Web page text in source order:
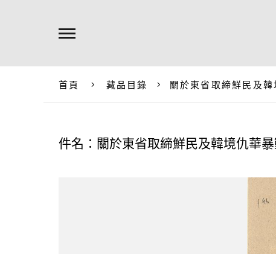
首頁 藏品目錄 關於東省取締鮮民及
件名：關於東省取締鮮民及韓境仇華